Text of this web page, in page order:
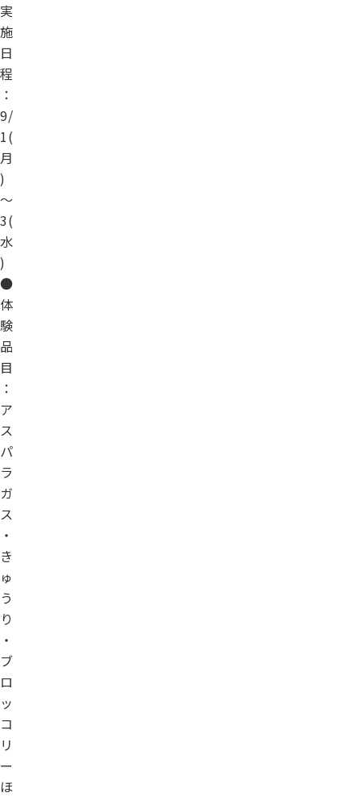
実
施
日
程
：
9/
1(
月
)
～
3(
水
)
●
体
験
品
目
：
ア
ス
パ
ラ
ガ
ス
・
き
ゅ
う
り
・
ブ
ロ
ッ
コ
リ
ー
ほ